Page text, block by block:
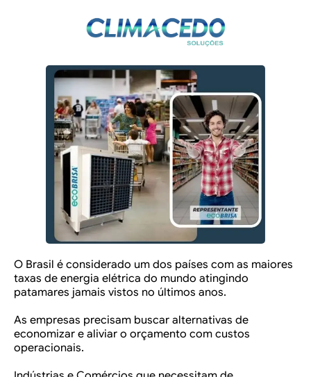
O Brasil é considerado um dos países com as maiores
taxas de energia elétrica do mundo atingindo
patamares jamais vistos no últimos anos.
As empresas precisam buscar alternativas de
economizar e aliviar o orçamento com custos
operacionais.